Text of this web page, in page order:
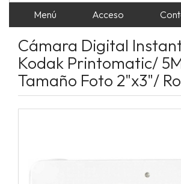
Menú Acceso
Cámara Digital
Kodak Printomatic/
Tamaño Foto 2"x3"/